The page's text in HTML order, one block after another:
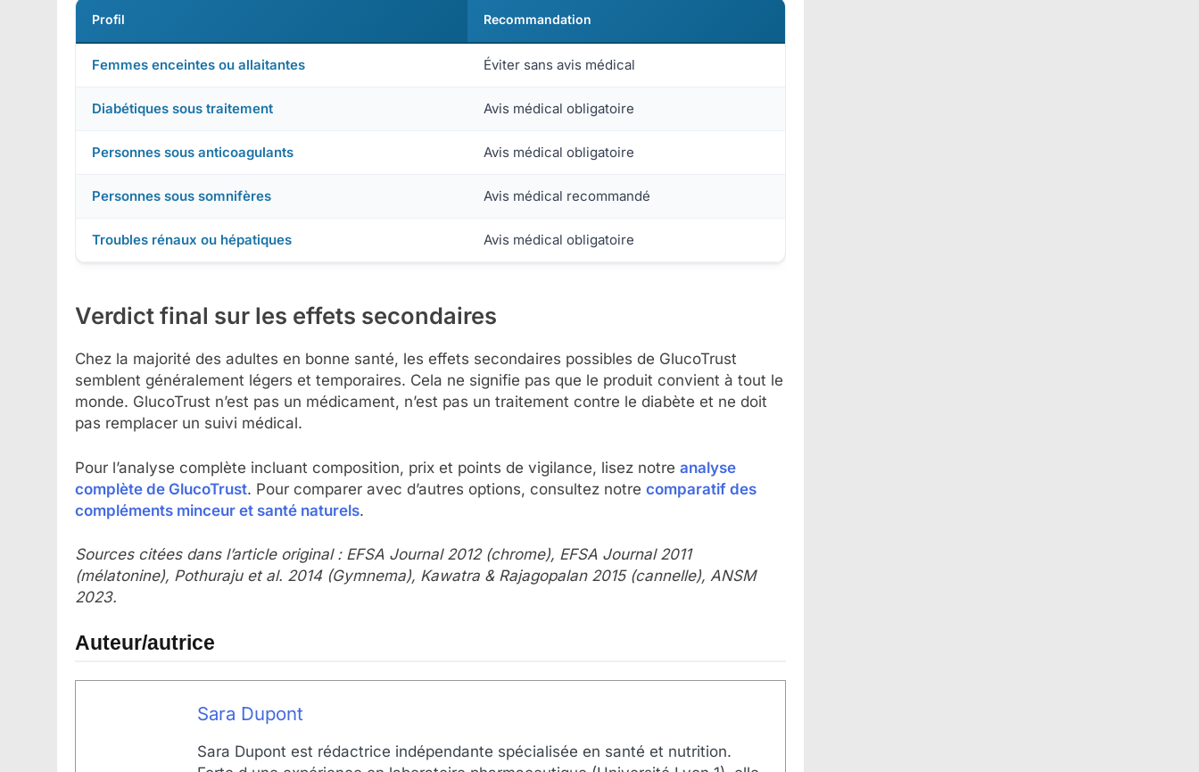
Profil Recommandation
Femmes enceintes ou allaitantes Éviter sans avis médical
Diabétiques sous traitement Avis médical obligatoire
Personnes sous anticoagulants Avis médical obligatoire
Personnes sous somnifères Avis médical recommandé
Troubles rénaux ou hépatiques Avis médical obligatoire
Verdict final sur les effets secondaires
Chez la majorité des adultes en bonne santé, les effets secondaires possibles de GlucoTrust
semblent généralement légers et temporaires. Cela ne signifie pas que le produit convient à tout le
monde. GlucoTrust n’est pas un médicament, n’est pas un traitement contre le diabète et ne doit
pas remplacer un suivi médical.
Pour l’analyse complète incluant composition, prix et points de vigilance, lisez notre analyse
complète de GlucoTrust. Pour comparer avec d’autres options, consultez notre comparatif des
compléments minceur et santé naturels.
Sources citées dans l’article original : EFSA Journal 2012 (chrome), EFSA Journal 2011
(mélatonine), Pothuraju et al. 2014 (Gymnema), Kawatra & Rajagopalan 2015 (cannelle), ANSM
2023.
Auteur/autrice
Sara Dupont
Sara Dupont est rédactrice indépendante spécialisée en santé et nutrition.